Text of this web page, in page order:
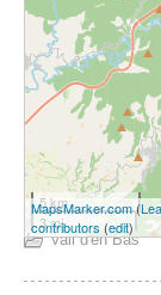
5 km
3 mi
MapsMarker.com(
contributors(edit)
Vall d'en Bas